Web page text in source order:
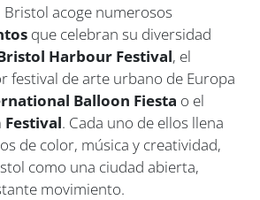
Bristol acoge numerosos
que celebran su diversidad
Harbour Festival, el
festival de arte urbano de Europa
Balloon Fiesta o el
Festival. Cada uno de ellos llena
de color, música y creatividad,
como una ciudad abierta,
movimiento.